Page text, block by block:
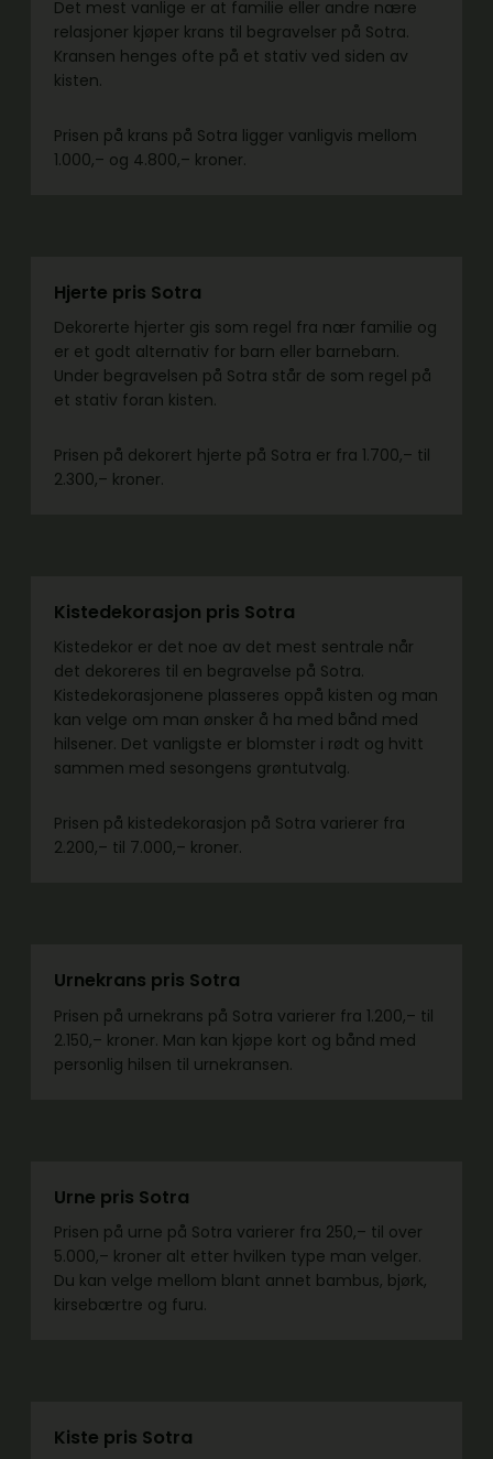
Det mest vanlige er at familie eller andre nære
relasjoner kjøper krans til begravelser på Sotra.
Kransen henges ofte på et stativ ved siden av
kisten.
Prisen på krans på Sotra ligger vanligvis mellom
1.000,– og 4.800,– kroner.
Hjerte pris Sotra
Dekorerte hjerter gis som regel fra nær familie og
er et godt alternativ for barn eller barnebarn.
Under begravelsen på Sotra står de som regel på
et stativ foran kisten.
Prisen på dekorert hjerte på Sotra er fra 1.700,– til
2.300,– kroner.
Kistedekorasjon pris Sotra
Kistedekor er det noe av det mest sentrale når
det dekoreres til en begravelse på Sotra.
Kistedekorasjonene plasseres oppå kisten og man
kan velge om man ønsker å ha med bånd med
hilsener. Det vanligste er blomster i rødt og hvitt
sammen med sesongens grøntutvalg.
Prisen på kistedekorasjon på Sotra varierer fra
2.200,– til 7.000,– kroner.
Urnekrans pris Sotra
Prisen på urnekrans på Sotra varierer fra 1.200,– til
2.150,– kroner. Man kan kjøpe kort og bånd med
personlig hilsen til urnekransen.
Urne pris Sotra
Prisen på urne på Sotra varierer fra 250,– til over
5.000,– kroner alt etter hvilken type man velger.
Du kan velge mellom blant annet bambus, bjørk,
kirsebærtre og furu.
Kiste pris Sotra